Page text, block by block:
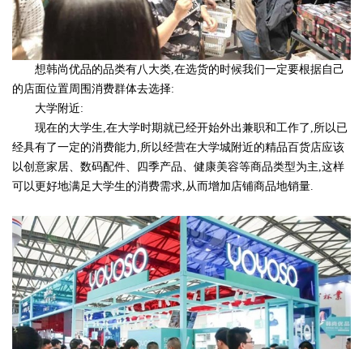
想韩尚优品的品类有八大类,在选货的时候我们一定要根据自己
的店面位置周围消费群体去选择:
大学附近:
现在的大学生,在大学时期就已经开始外出兼职和工作了,所以已
经具有了一定的消费能力,所以经营在大学城附近的精品百货店应该
以创意家居、数码配件、四季产品、健康美容等商品类型为主,这样
可以更好地满足大学生的消费需求,从而增加店铺商品地销量.